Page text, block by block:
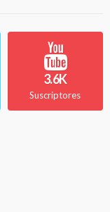
3.6K
Suscriptores